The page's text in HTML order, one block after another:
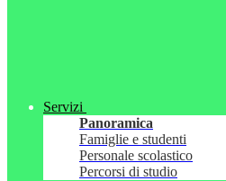
Servizi
Panoramica
Famiglie e studenti
Personale scolastico
Percorsi di studio